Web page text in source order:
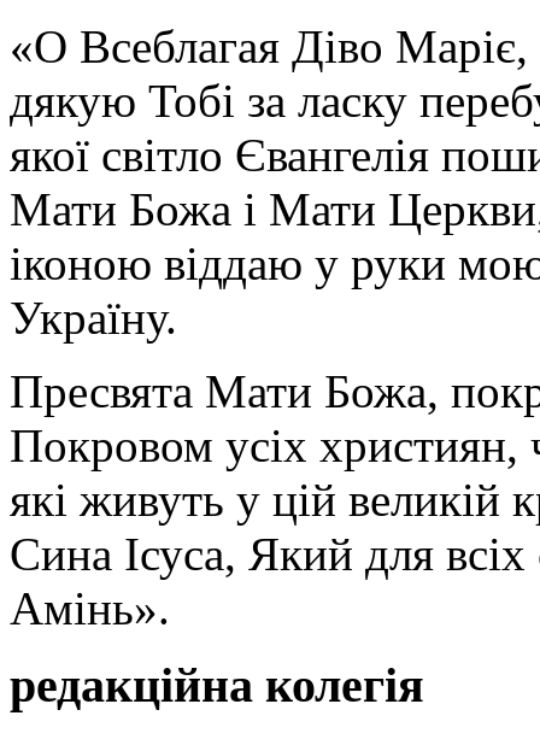
«О Всеблагая Діво
дякую Тобі за ласку
якої світло Євангелія
Мати Божа і Мати
іконою віддаю у руки
Україну.
Пресвята Мати Божа,
Покровом усіх християн,
які живуть у цій великій
Сина Ісуса, Який для
Амінь».
редакційна колегія